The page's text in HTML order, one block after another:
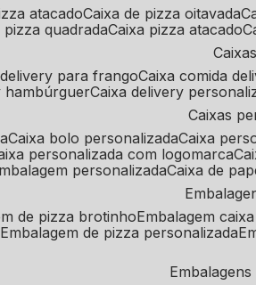
atacado caixa de pizza oitavada
pizza quadrada caixa pizza atacado
delivery para frango caixa comida
hambúrguer caixa delivery
caixas
caixa bolo personalizada caixa
personalizada com logomarca
personalizada caixa de
de pizza brotinho embalagem
embalagem de pizza personalizada